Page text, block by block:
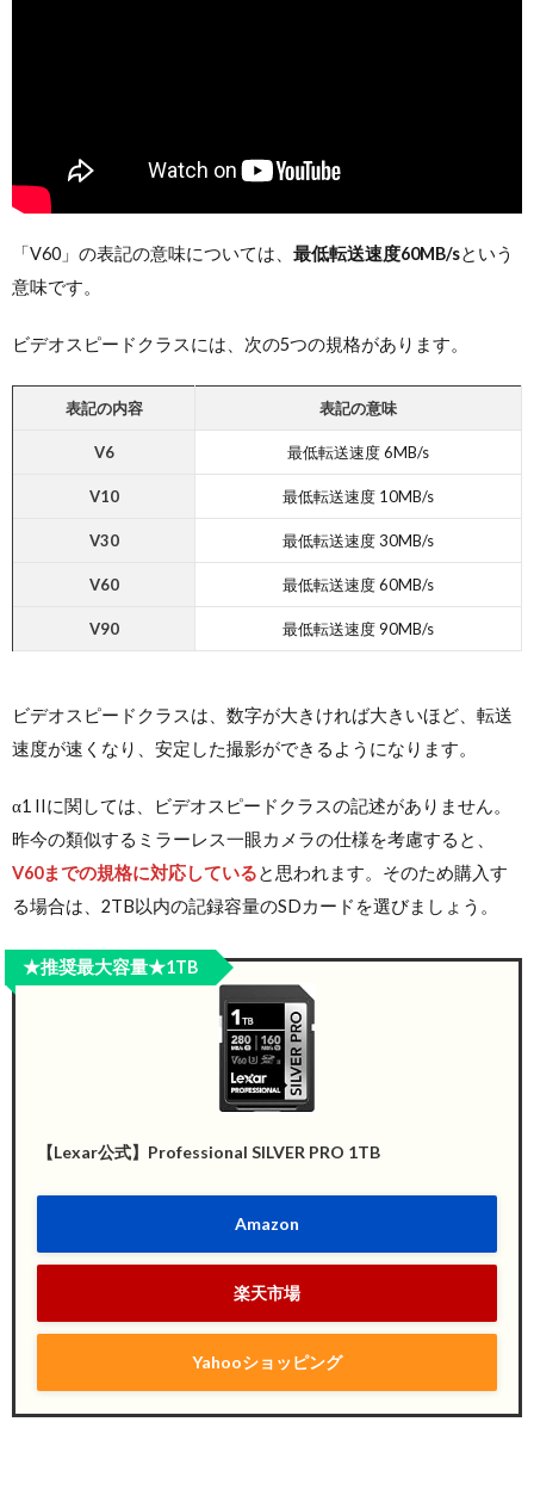
「V60」の表記の意味については、 最低転送速度60MB/sという
意味です。
ビデオスピードクラスには、次の5つの規格があります。
表記の内容 表記の意味
V6 最低転送速度 6MB/s
V10 最低転送速度 10MB/s
V30 最低転送速度 30MB/s
V60 最低転送速度 60MB/s
V90 最低転送速度 90MB/s
ビデオスピードクラスは、数字が大きければ大きいほど、転送
速度が速くなり、安定した撮影ができるようになります。
α1 IIに関しては、ビデオスピードクラスの記述がありません。
昨今の類似するミラーレス一眼カメラの仕様を考慮すると、
V60までの規格に対応していると思われます。そのため購入す
る場合は、2TB以内の記録容量のSDカードを選びましょう。
【Lexar公式】Professional SILVER PRO 1TB
Amazon
楽天市場
Yahooショッピング
★推奨最大容量★1TB